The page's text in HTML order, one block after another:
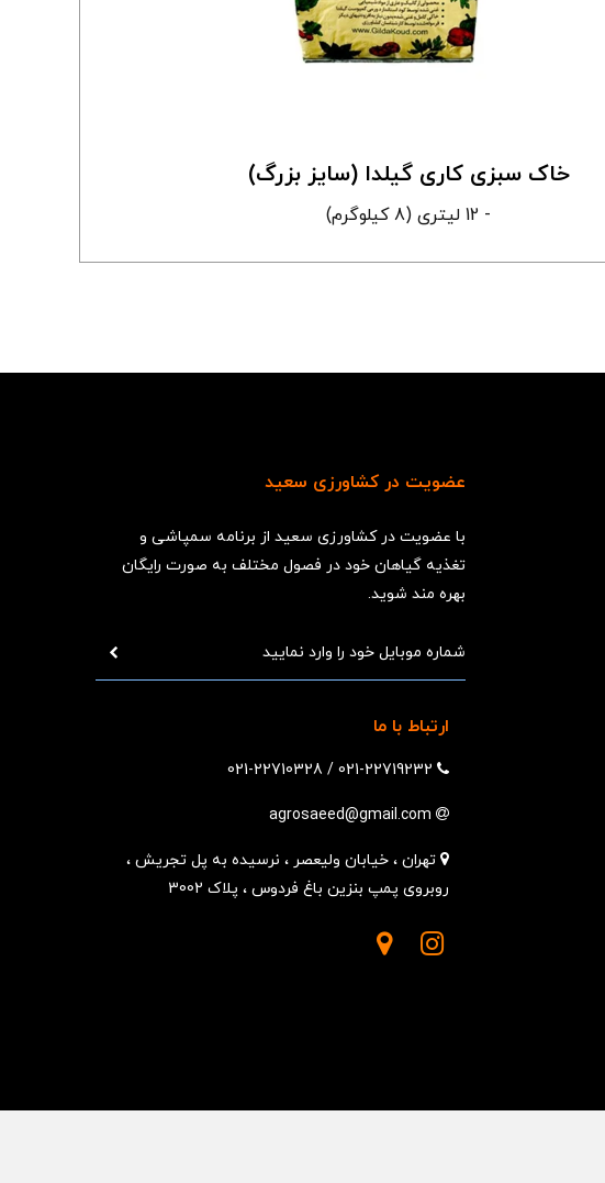
خاک سبزی کاری گیلدا (سایز بزرگ)
- 12 لیتری (8 کیلوگرم)
عضویت در کشاورزی سعید
با عضویت در کشاورزی سعید از برنامه سمپاشی و
تغذیه گیاهان خود در فصول مختلف به صورت رایگان
بهره مند شوید.
ارتباط با ما
021-22719232
/
021-22710328
agrosaeed@gmail.com
تهران ، خیابان ولیعصر ، نرسیده به پل تجریش ،
روبروی پمپ بنزین باغ فردوس ، پلاک 3002